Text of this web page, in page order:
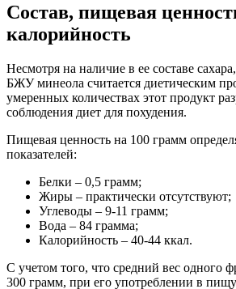
Состав, пищевая
калорийность
Несмотря на наличие в ее составе
БЖУ минеола считается диетическим
умеренных количествах этот продукт
соблюдения диет для похудения.
Пищевая ценность на 100 грамм
показателей:
Белки – 0,5 грамм;
Жиры – практически отсутствуют;
Углеводы – 9-11 грамм;
Вода – 84 грамма;
Калорийность – 40-44 ккал.
С учетом того, что средний вес одного
300 грамм, при его употреблении в